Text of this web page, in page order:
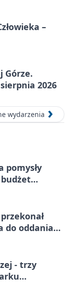
–
Górze.
2026
wydarzenia
pomysły
do oddania
- trzy